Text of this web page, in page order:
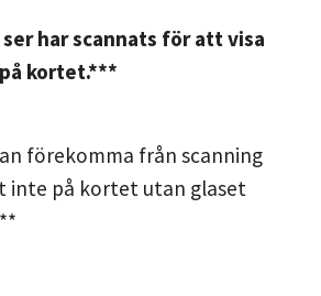
har scannats för att visa
kortet.***
förekomma från scanning
inte på kortet utan glaset